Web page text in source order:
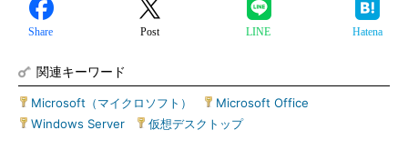
Share Post LINE Hatena
関連キーワード
Microsoft（マイクロソフト） Microsoft Office
Windows Server
仮想デスクトップ